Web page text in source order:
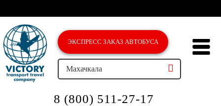
ЭКСПРЕСС ЗAКАЗ АВТОБУСА
Махачкала
8 (800) 511-27-17